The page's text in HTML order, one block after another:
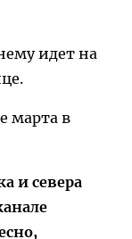
идет на
марта в
и севера